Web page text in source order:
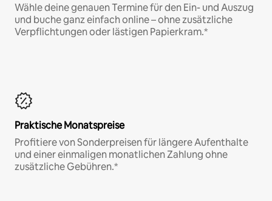
Wähle deine genauen Termine für den Ein- und Auszug
und buche ganz einfach online – ohne zusätzliche
Verpflichtungen oder lästigen Papierkram.*
Praktische Monatspreise
Profitiere von Sonderpreisen für längere Aufenthalte
und einer einmaligen monatlichen Zahlung ohne
zusätzliche Gebühren.*